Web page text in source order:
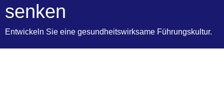
senken
Entwickeln Sie eine gesundheitswirksame Führungskultur.